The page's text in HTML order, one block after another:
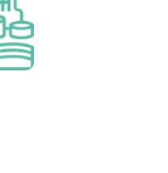
proyectos
y leasing)
más